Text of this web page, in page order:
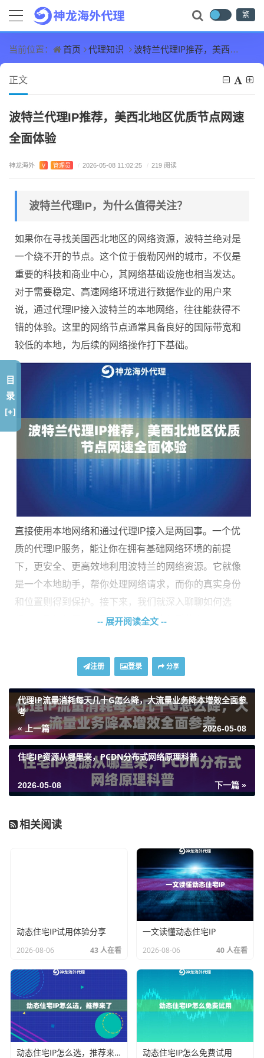
繁
当前位置： 首页 代理知识 波特兰代理IP推荐，美西北地区优质节点网速全面体验
正文
波特兰代理IP推荐，美西北地区优质节点网速
全面体验
神龙海外 V 管理员 / 2026-05-08 11:02:25 / 219 阅读
波特兰代理IP，为什么值得关注？
如果你在寻找美国西北地区的网络资源，波特兰绝对是
一个绕不开的节点。这个位于俄勒冈州的城市，不仅是
重要的科技和商业中心，其网络基础设施也相当发达。
对于需要稳定、高速网络环境进行数据作业的用户来
说，通过代理IP接入波特兰的本地网络，往往能获得不
错的体验。这里的网络节点通常具备良好的国际带宽和
较低的本地，为后续的网络操作打下基础。
直接使用本地网络和通过代理IP接入是两回事。一个优
质的代理IP服务，能让你在拥有基础网络环境的前提
下，更安全、更高效地利用波特兰的网络资源。它就像
是一个本地助手，帮你处理网络请求，而你的真实身份
和位置则得到保护。接下来，我们就深入聊聊如何选
择，以及如何用好美西北地区的这些优质节点。
免踩坑，你需要关注几个核心要素，这直接决定了你的
使用体验。
首先是IP类型与纯净度。根据你的业务性质，选择数据
中心IP或住宅IP。数据中心IP通常经济实惠，速度快，适
合大多数常规数据采集任务；而住宅IP则来源于本地真
实的家庭网络，隐匿性更高，在应对一些严格的反爬机
大量滥用、上了黑名单的IP池，会让你寸步难行。
。美西北节点本身素质不错，
但代理服务商的网络质量参差不齐。你需要关注服务商
是否提供足够的带宽支持，尤其是在进行大规模、持续
高带宽和不限量的套餐就显得尤为重
最后是服务管理与协议支持
神龙海外动态IP：专为深度需求设计的代理方
案
基于上述要点，我们来看一个具体的解决方案。神龙海
外动态IP针对不同的业务场景，提供了多类型的专项动
-- 展开阅读全文 --
注册 登录 分享
代理IP流量消耗每天几十G怎么降，大流量业务降本增效全面参
考
« 上一篇 2026-05-08
住宅IP资源从哪里来，PCDN分布式网络原理科普
下一篇 »
2026-05-08
相关阅读
动态住宅IP试用体验分享
2026-08-06 43 人在看
一文读懂动态住宅IP
2026-08-06 40 人在看
动态住宅IP怎么选，推荐来了 动态住宅IP怎么免费试用
目
录
[+]